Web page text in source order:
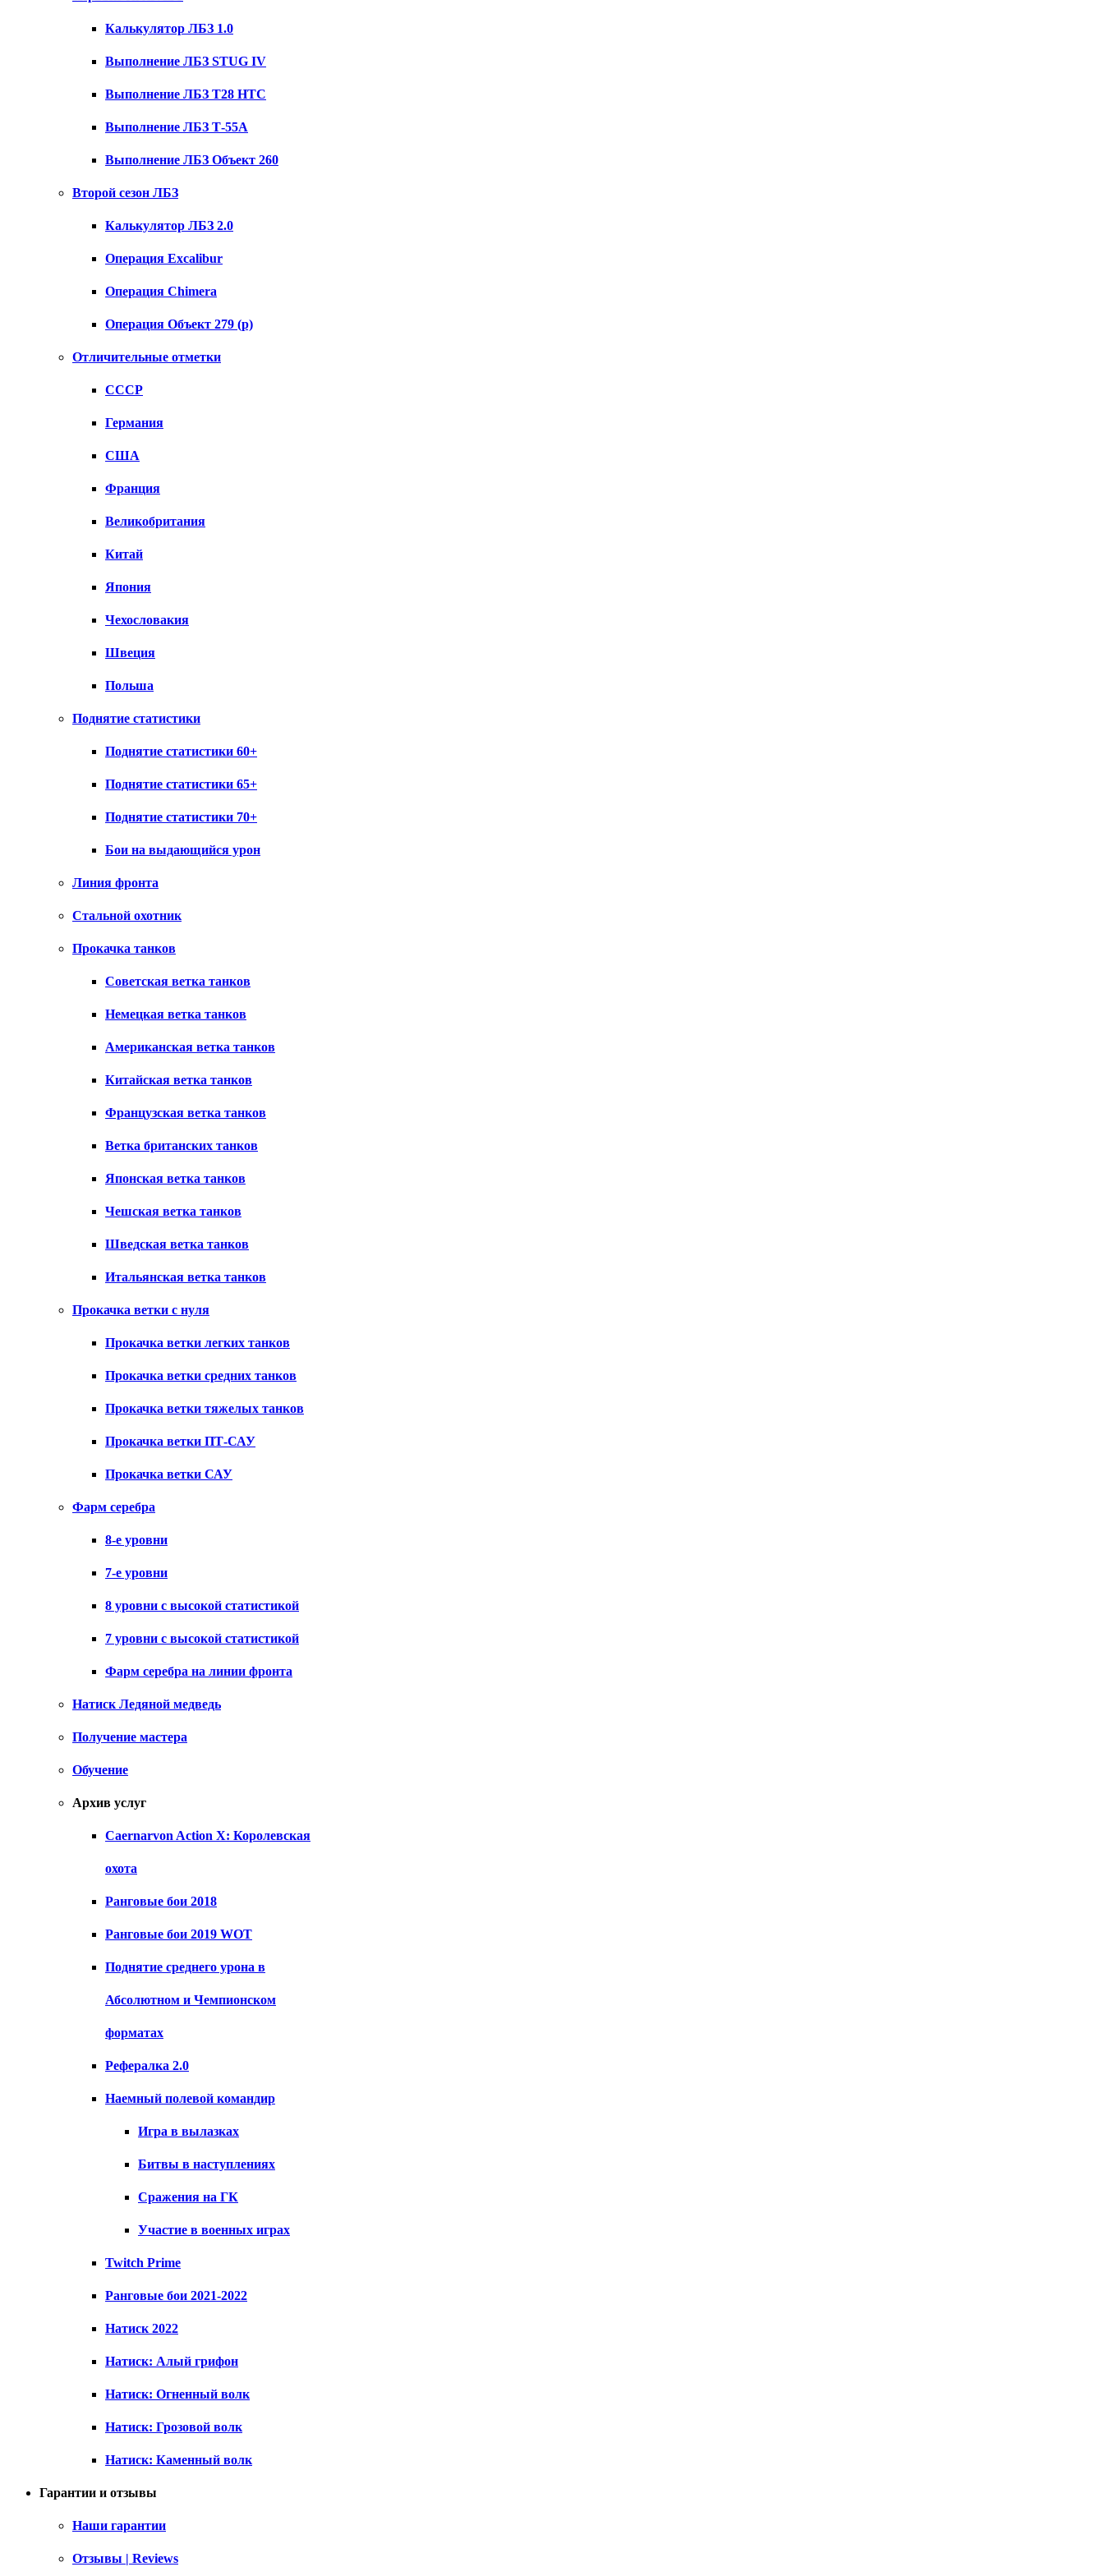
Калькулятор ЛБЗ 1.0
Выполнение ЛБЗ STUG IV
Выполнение ЛБЗ T28 HTC
Выполнение ЛБЗ Т-55А
Выполнение ЛБЗ Объект 260
Второй сезон ЛБЗ
Калькулятор ЛБЗ 2.0
Операция Excalibur
Операция Chimera
Операция Объект 279 (р)
Отличительные отметки
СССР
Германия
США
Франция
Великобритания
Китай
Япония
Чехословакия
Швеция
Польша
Поднятие статистики
Поднятие статистики 60+
Поднятие статистики 65+
Поднятие статистики 70+
Бои на выдающийся урон
Линия фронта
Стальной охотник
Прокачка танков
Советская ветка танков
Немецкая ветка танков
Американская ветка танков
Китайская ветка танков
Французская ветка танков
Ветка британских танков
Японская ветка танков
Чешская ветка танков
Шведская ветка танков
Итальянская ветка танков
Прокачка ветки с нуля
Прокачка ветки легких танков
Прокачка ветки средних танков
Прокачка ветки тяжелых танков
Прокачка ветки ПТ-САУ
Прокачка ветки САУ
Фарм серебра
8-е уровни
7-е уровни
8 уровни с высокой статистикой
7 уровни с высокой статистикой
Фарм серебра на линии фронта
Натиск Ледяной медведь
Получение мастера
Обучение
Архив услуг
Caernarvon Action X: Королевская
охота
Ранговые бои 2018
Ранговые бои 2019 WOT
Поднятие среднего урона в
Абсолютном и Чемпионском
форматах
Рефералка 2.0
Наемный полевой командир
Игра в вылазках
Битвы в наступлениях
Сражения на ГК
Участие в военных играх
Twitch Prime
Ранговые бои 2021-2022
Натиск 2022
Натиск: Алый грифон
Натиск: Огненный волк
Натиск: Грозовой волк
Натиск: Каменный волк
Гарантии и отзывы
Наши гарантии
Отзывы | Reviews